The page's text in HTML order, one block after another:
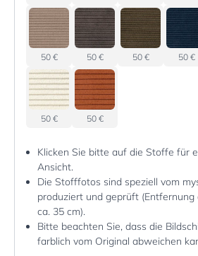
50 € 50 € 50 € 50 €
50 € 50 €
Klicken Sie bitte auf die Stoffe für
Ansicht.
Die Stofffotos sind speziell vom
produziert und geprüft
ca. 35 cm).
Bitte beachten Sie, dass die
farblich vom Original abweichen